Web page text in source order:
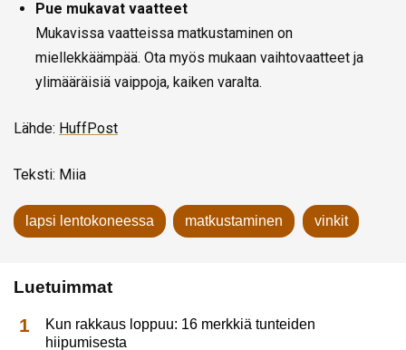
Pue mukavat vaatteet
Mukavissa vaatteissa matkustaminen on
miellekkäämpää. Ota myös mukaan vaihtovaatteet ja
ylimääräisiä vaippoja, kaiken varalta.
Lähde: HuffPost
Teksti: Miia
lapsi lentokoneessa matkustaminen vinkit
Luetuimmat
Kun rakkaus loppuu: 16 merkkiä tunteiden
hiipumisesta